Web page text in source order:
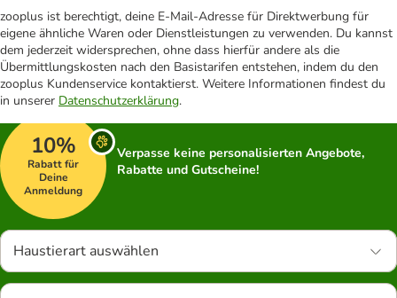
zooplus ist berechtigt, deine E-Mail-Adresse für Direktwerbung für
eigene ähnliche Waren oder Dienstleistungen zu verwenden. Du kannst
dem jederzeit widersprechen, ohne dass hierfür andere als die
Übermittlungskosten nach den Basistarifen entstehen, indem du den
zooplus Kundenservice kontaktierst. Weitere Informationen findest du
in unserer Datenschutzerklärung.
10%
Rabatt für
Deine
Anmeldung
Verpasse keine personalisierten Angebote,
Rabatte und Gutscheine!
Haustierart auswählen